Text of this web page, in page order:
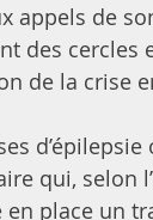
appels de
des
de la
qui, selon
place un